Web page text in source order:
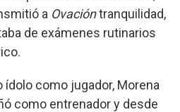
a Ovacióntranquilidad,
de exámenes rutinarios
como jugador, Morena
como entrenador y desde